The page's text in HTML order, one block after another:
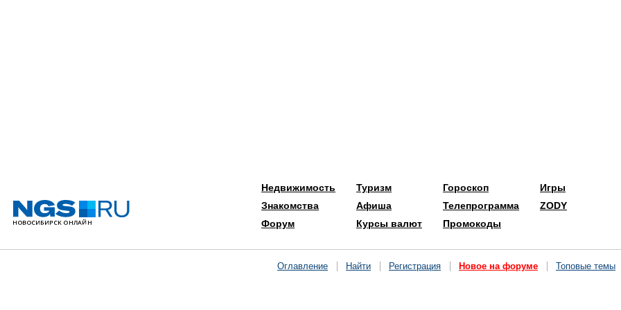
Недвижимость
Знакомства
Форум
Туризм
Афиша
Курсы валют
Гороскоп
Телепрограмма
Промокоды
Игры
ZODY
Оглавление Найти Регистрация Новое на форуме Топовые темы